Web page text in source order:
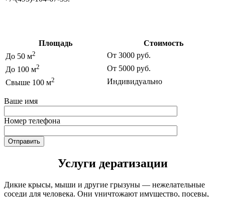
Площадь
Стоимость
До 50 м2
От 3000 руб.
До 100 м2
От 5000 руб.
Свыше 100 м2 Индивидуально
Ваше имя
Номер телефона
Услуги дератизации
Дикие крысы, мыши и другие грызуны — нежелательные
соседи для человека. Они уничтожают имущество, посевы,